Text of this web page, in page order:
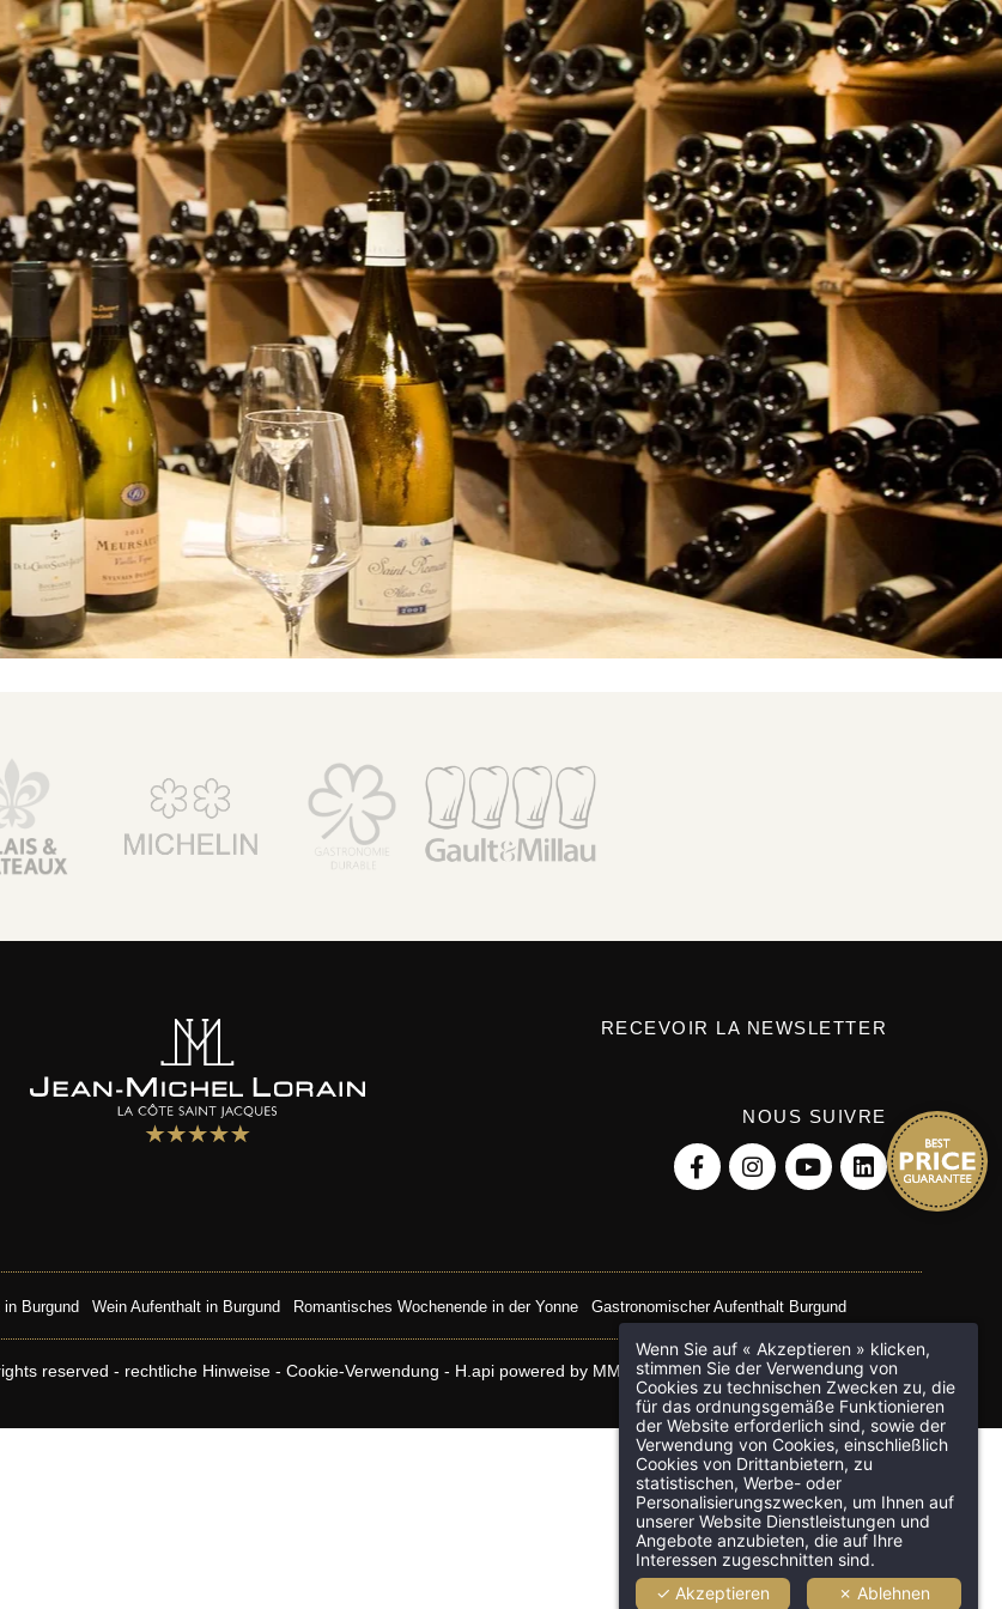
RECEVOIR LA NEWSLETTER
NOUS SUIVRE
Burgund Wein Aufenthalt in Burgund Romantisches Wochenende in der Yonne Gastronomischer Aufenthalt Burgund
reserved - rechtliche Hinweise- Cookie-Verwendung - H.apipowered by MMCréation.com
Wenn Sie auf « Akzeptieren » klicken,
stimmen Sie der Verwendung von
Cookies zu technischen Zwecken zu, die
für das ordnungsgemäße Funktionieren
der Website erforderlich sind, sowie der
Verwendung von Cookies, einschließlich
Cookies von Drittanbietern, zu
statistischen, Werbe- oder
Personalisierungszwecken, um Ihnen auf
unserer Website Dienstleistungen und
Angebote anzubieten, die auf Ihre
Interessen zugeschnitten sind.
✓ Akzeptieren
✗ Ablehnen